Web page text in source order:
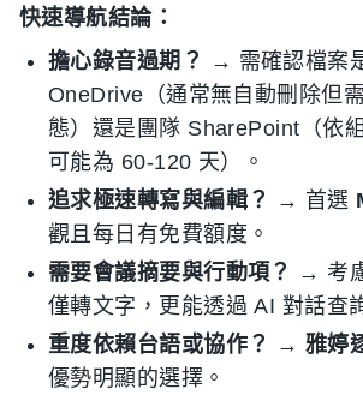
快速導航結論：
擔心錄音過期？
→ 需確認檔案
OneDrive（通常無自動刪除但
態）還是團隊 SharePoint（依
可能為 60-120 天）。
追求極速轉寫與編輯？
→ 首選
觀且每日有免費額度。
需要會議摘要與行動項？
→ 考
僅轉文字，更能透過 AI 對話查
重度依賴台語或協作？
→ 雅婷
優勢明顯的選擇。